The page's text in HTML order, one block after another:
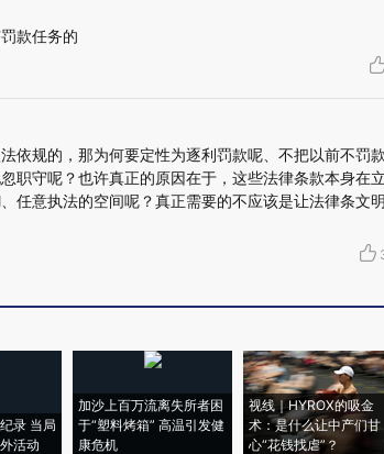
款任务的
依规的，那为何要定性为逐利罚款呢、不把以前不罚
职守呢？也许真正的原因在于，这些法律条款本身在
任意执法的空间呢？真正需要的不应该是让法律条文明
录 当局
活动
加沙上百万流离失所者困
于“塑料烤箱” 高温引发健
康危机
视线｜HYROX的吸金
术：是什么让中产们甘
心“花钱找虐”？